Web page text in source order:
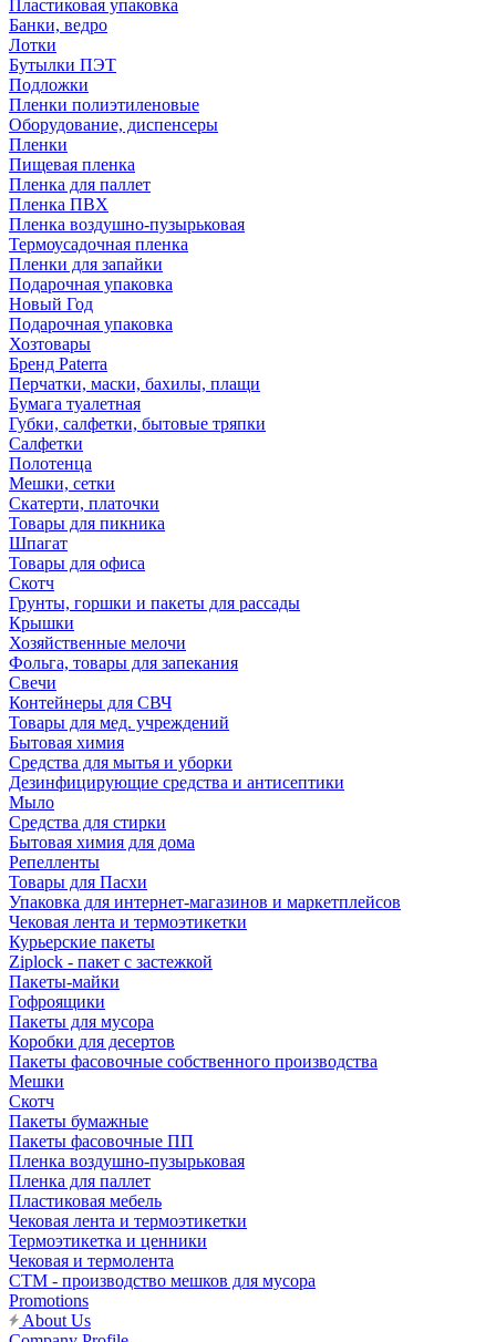
Пластиковая упаковка
Банки, ведро
Лотки
Бутылки ПЭТ
Подложки
Пленки полиэтиленовые
Оборудование, диспенсеры
Пленки
Пищевая пленка
Пленка для паллет
Пленка ПВХ
Пленка воздушно-пузырьковая
Термоусадочная пленка
Пленки для запайки
Подарочная упаковка
Новый Год
Подарочная упаковка
Хозтовары
Бренд Paterra
Перчатки, маски, бахилы, плащи
Бумага туалетная
Губки, салфетки, бытовые тряпки
Салфетки
Полотенца
Мешки, сетки
Скатерти, платочки
Товары для пикника
Шпагат
Товары для офиса
Скотч
Грунты, горшки и пакеты для рассады
Крышки
Хозяйственные мелочи
Фольга, товары для запекания
Свечи
Контейнеры для СВЧ
Товары для мед. учреждений
Бытовая химия
Средства для мытья и уборки
Дезинфицирующие средства и антисептики
Мыло
Средства для стирки
Бытовая химия для дома
Репелленты
Товары для Пасхи
Упаковка для интернет-магазинов и маркетплейсов
Чековая лента и термоэтикетки
Курьерские пакеты
Ziplock - пакет с застежкой
Пакеты-майки
Гофроящики
Пакеты для мусора
Коробки для десертов
Пакеты фасовочные собственного производства
Мешки
Скотч
Пакеты бумажные
Пакеты фасовочные ПП
Пленка воздушно-пузырьковая
Пленка для паллет
Пластиковая мебель
Чековая лента и термоэтикетки
Термоэтикетка и ценники
Чековая и термолента
СТМ - производство мешков для мусора
Promotions
About Us